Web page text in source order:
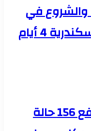
في
قتل والدته وشقيقه بالإسكندرية 4 أيام
حي وسط بالإسكندرية يرفع 156 حالة